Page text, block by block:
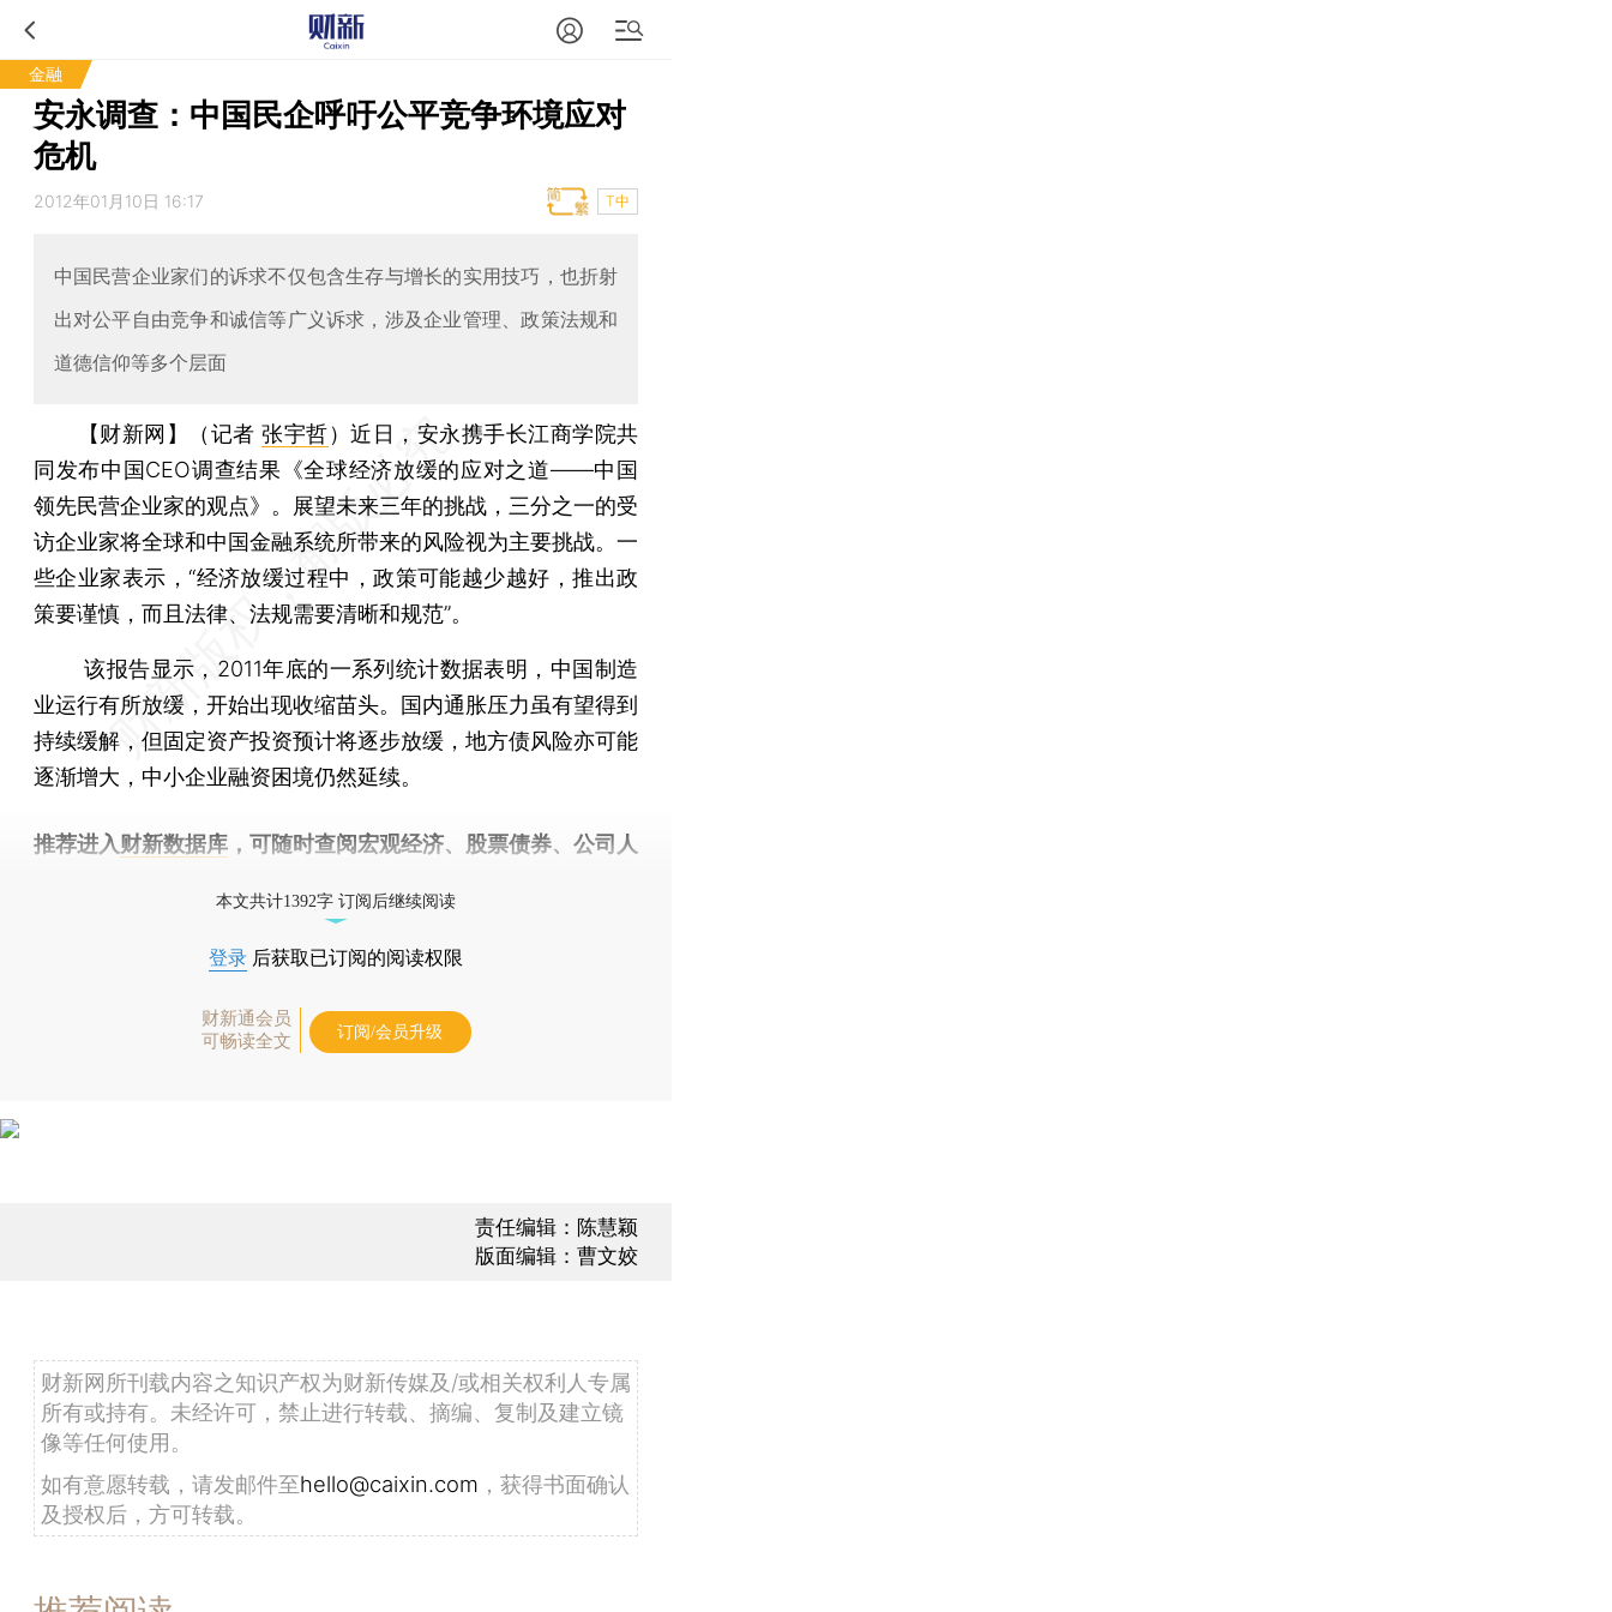
金融
安永调查：中国民企呼吁公平竞争环境应对
危机
2012年01月10日 16:17 T中
中国民营企业家们的诉求不仅包含生存与增长的实用技巧，也折射
出对公平自由竞争和诚信等广义诉求，涉及企业管理、政策法规和
道德信仰等多个层面
【财新网】（记者张宇哲）近日，安永携手长江商学院共
同发布中国CEO调查结果《全球经济放缓的应对之道——中国
领先民营企业家的观点》。展望未来三年的挑战，三分之一的受
访企业家将全球和中国金融系统所带来的风险视为主要挑战。一
些企业家表示，“经济放缓过程中，政策可能越少越好，推出政
策要谨慎，而且法律、法规需要清晰和规范”。
该报告显示，2011年底的一系列统计数据表明，中国制造
业运行有所放缓，开始出现收缩苗头。国内通胀压力虽有望得到
持续缓解，但固定资产投资预计将逐步放缓，地方债风险亦可能
逐渐增大，中小企业融资困境仍然延续。
推荐进入财新数据库 ，可随时查阅宏观经济、股票债券、公司人
本文共计1392字 订阅后继续阅读
登录 后获取已订阅的阅读权限
财新通会员
可畅读全文
订阅/会员升级
责任编辑：陈慧颖
版面编辑：曹文姣
财新网所刊载内容之知识产权为财新传媒及/或相关权利人专属
所有或持有。未经许可，禁止进行转载、摘编、复制及建立镜
像等任何使用。
如有意愿转载，请发邮件至hello@caixin.com ，获得书面确认
及授权后，方可转载。